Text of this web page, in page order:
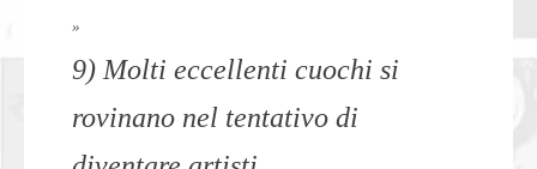
»
9) Molti eccellenti cuochi si
rovinano nel tentativo di